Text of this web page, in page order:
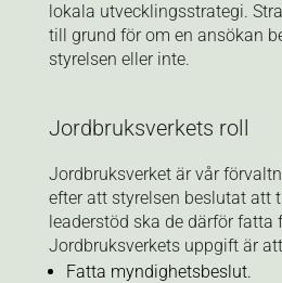
lokala utvecklingsstrategi.
till grund för om en ansökan
styrelsen eller inte.
Jordbruksverkets roll
Jordbruksverket är vår
efter att styrelsen beslutat att
leaderstöd ska de därför fatta
Jordbruksverkets uppgift är
Fatta myndighetsbeslut.